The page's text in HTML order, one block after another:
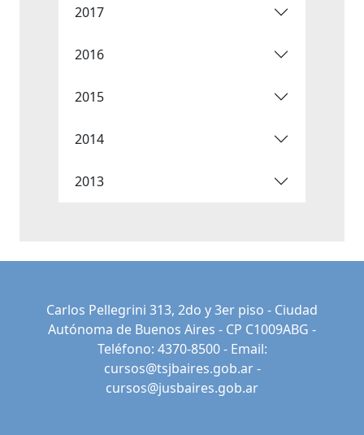
2017
2016
2015
2014
2013
Carlos Pellegrini 313, 2do y 3er piso - Ciudad
Autónoma de Buenos Aires - CP C1009ABG -
Teléfono: 4370-8500 - Email:
cursos@tsjbaires.gob.ar-
cursos@jusbaires.gob.ar